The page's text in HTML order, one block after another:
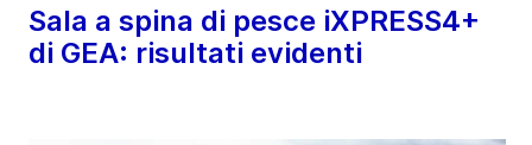
Sala a spina di pesce iXPRESS4+
di GEA: risultati evidenti